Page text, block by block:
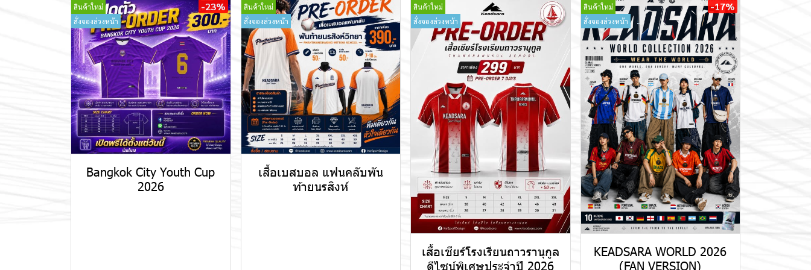
สินค้าใหม่
สั่งจองล่วงหน้า
-23%
Bangkok City Youth Cup
2026
สินค้าใหม่
สั่งจองล่วงหน้า
เสื้อเบสบอล แฟนคลับพัน
ท้ายนรสิงห์
สินค้าใหม่
สั่งจองล่วงหน้า
เสื้อเชียร์โรงเรียนถาวรานุกูล
ดีไซน์พิเศษประจำปี 2026
สินค้าใหม่
สั่งจองล่วงหน้า
-17%
KEADSARA WORLD 2026
(FAN VERSION)